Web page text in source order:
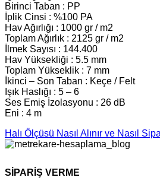
Birinci Taban : PP
İplik Cinsi : %100 PA
Hav Ağırlığı : 1000 gr / m2
Toplam Ağırlık : 2125 gr / m2
İlmek Sayısı : 144.400
Hav Yüksekliği : 5.5 mm
Toplam Yükseklik : 7 mm
İkinci – Son Taban : Keçe / Felt
Işık Haslığı : 5 – 6
Ses Emiş İzolasyonu : 26 dB
Eni : 4 m
Halı Ölçüsü Nasıl Alınır ve Nasıl
SİPARİŞ VERME